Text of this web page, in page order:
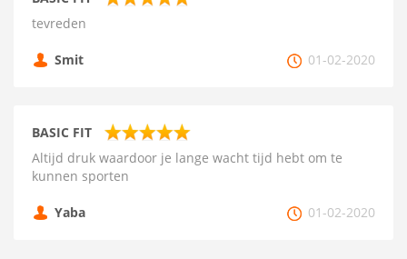
tevreden
Smit 01-02-2020
BASIC FIT
Altijd druk waardoor je lange wacht tijd hebt om te
kunnen sporten
Yaba 01-02-2020